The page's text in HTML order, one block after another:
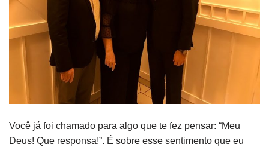
Você já foi chamado para algo que te fez pensar: “Meu
Deus! Que responsa!”. É sobre esse sentimento que eu